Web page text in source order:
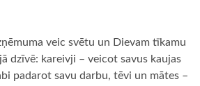
veic svētu un Dievam tīkamu
dzīvē: kareivji – veicot savus kaujas
padarot savu darbu, tēvi un mātes –